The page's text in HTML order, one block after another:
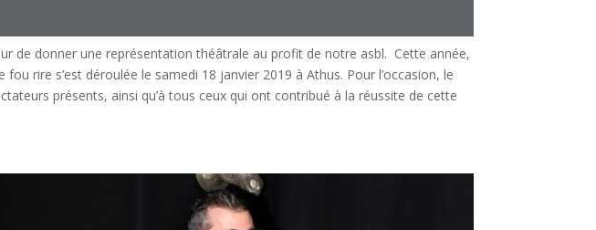
de donner une représentation théâtrale au profit de notre asbl. Cette année,
rire s’est déroulée le samedi 18 janvier 2019 à Athus. Pour l’occasion, le
présents, ainsi qu’à tous ceux qui ont contribué à la réussite de cette